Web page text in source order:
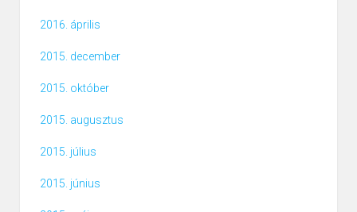
2016. április
2015. december
2015. október
2015. augusztus
2015. július
2015. június